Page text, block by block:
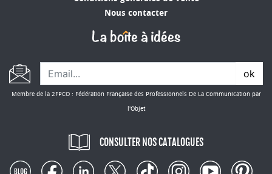
entièrement personnalisée avec votre logo et
message. Opter pour nos
objets publicitaires
écologiques, c'est faire un choix responsable et
découvrir toutes les options disponibles et
trouvez le support parfaitement adapté à votre
prochaine campagne écoresponsable.
Nous contacter
ok
Membre de la 2FPCO : Fédération Française des Professionnels De La Communication par
l'Objet
CONSULTER NOS CATALOGUES